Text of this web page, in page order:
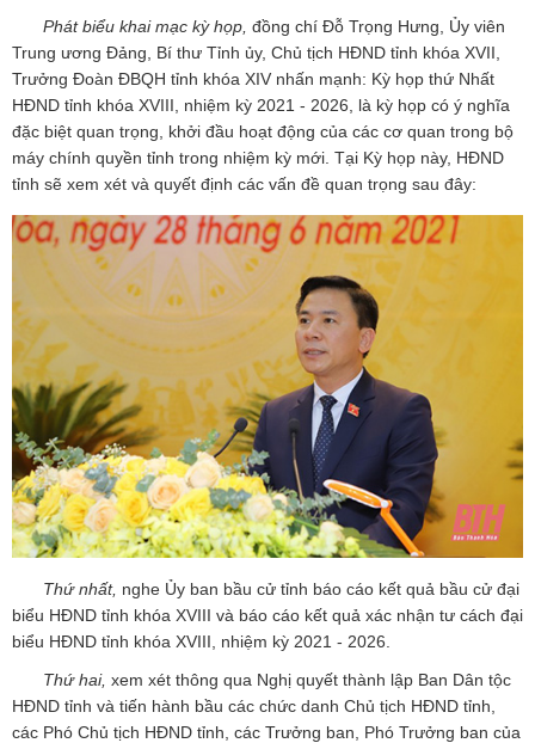
Phát biểu khai mạc kỳ họp, đồng chí Đỗ Trọng Hưng, Ủy viên
Trung ương Đảng, Bí thư Tỉnh ủy, Chủ tịch HĐND tỉnh khóa XVII,
Trưởng Đoàn ĐBQH tỉnh khóa XIV nhấn mạnh: Kỳ họp thứ Nhất
HĐND tỉnh khóa XVIII, nhiệm kỳ 2021 - 2026, là kỳ họp có ý nghĩa
đặc biệt quan trọng, khởi đầu hoạt động của các cơ quan trong bộ
máy chính quyền tỉnh trong nhiệm kỳ mới. Tại Kỳ họp này, HĐND
tỉnh sẽ xem xét và quyết định các vấn đề quan trọng sau đây:
Thứ nhất, nghe Ủy ban bầu cử tỉnh báo cáo kết quả bầu cử đại
biểu HĐND tỉnh khóa XVIII và báo cáo kết quả xác nhận tư cách đại
biểu HĐND tỉnh khóa XVIII, nhiệm kỳ 2021 - 2026.
Thứ hai, xem xét thông qua Nghị quyết thành lập Ban Dân tộc
HĐND tỉnh và tiến hành bầu các chức danh Chủ tịch HĐND tỉnh,
các Phó Chủ tịch HĐND tỉnh, các Trưởng ban, Phó Trưởng ban của